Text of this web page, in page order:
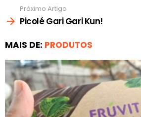
Próximo Artigo
Picolé Gari Gari Kun!
MAIS DE: PRODUTOS